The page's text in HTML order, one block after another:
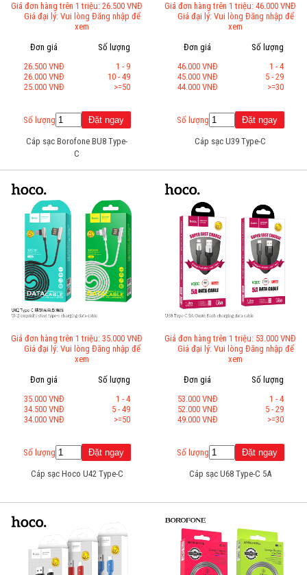
Giá đơn hàng trên 1 triệu: 26.500 VNĐ
Giá đại lý: Vui lòng Đăng nhập để
xem
Đơn giá
26.500 VNĐ
26.000 VNĐ
25.000 VNĐ
Số lượng
1 - 9
10 - 49
>=50
Số lượng
Cáp sạc Borofone BU8 Type-
C
Giá đơn hàng trên 1 triệu: 46.000 VNĐ
Giá đại lý: Vui lòng Đăng nhập để
xem
Đơn giá
46.000 VNĐ
45.000 VNĐ
44.000 VNĐ
Số lượng
1 - 4
5 - 29
>=30
Số lượng
Cáp sạc U39 Type-C
Giá đơn hàng trên 1 triệu: 35.000 VNĐ
Giá đại lý: Vui lòng Đăng nhập để
xem
Đơn giá
35.000 VNĐ
34.500 VNĐ
34.000 VNĐ
Số lượng
1 - 4
5 - 49
>=50
Số lượng
Cáp sạc Hoco U42 Type-C
Giá đơn hàng trên 1 triệu: 53.000 VNĐ
Giá đại lý: Vui lòng Đăng nhập để
xem
Đơn giá
53.000 VNĐ
52.000 VNĐ
49.000 VNĐ
Số lượng
1 - 4
5 - 29
>=30
Số lượng
Cáp sạc U68 Type-C 5A